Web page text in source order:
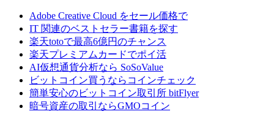
Adobe Creative Cloud をセール価格で
IT 関連のベストセラー書籍を探す
楽天totoで最高6億円のチャンス
楽天プレミアムカードでポイ活
AI仮想通貨分析なら SoSoValue
ビットコイン買うならコインチェック
簡単安心のビットコイン取引所 bitFlyer
暗号資産の取引ならGMOコイン